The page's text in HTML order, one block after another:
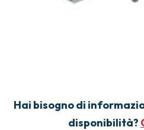
Hai bisogno di
disponibilità?